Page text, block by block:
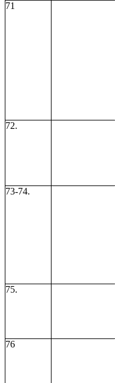
71
72.
73-74.
75.
76